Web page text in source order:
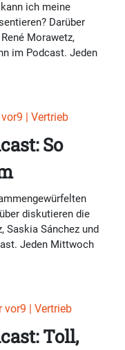
ich meine
Darüber
Morawetz,
im Podcast. Jeden
| Vertrieb
So
diskutieren die
Saskia Sánchez und
Jeden Mittwoch
vor9 | Vertrieb
Toll,